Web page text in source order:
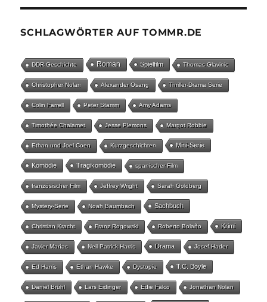
SCHLAGWÖRTER AUF TOMMR.DE
DDR-Geschichte Roman Spielfilm Thomas Glavinic
Christopher Nolan Alexander Osang Thriller-Drama Serie
Colin Farrell Peter Stamm Amy Adams
Timothée Chalamet Jesse Plemons Margot Robbie
Ethan und Joel Coen Kurzgeschichten Mini-Serie
Komödie Tragikomödie spanischer Film
französischer Film Jeffrey Wright Sarah Goldberg
Mystery-Serie Noah Baumbach Sachbuch
Christian Kracht Franz Rogowski Roberto Bolaño Krimi
Javier Marías Neil Patrick Harris Drama Josef Hader
Ed Harris Ethan Hawke Dystopie T.C. Boyle
Daniel Brühl Lars Eidinger Edie Falco Jonathan Nolan